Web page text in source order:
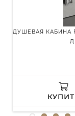
ДУШЕВАЯ КАБИНА